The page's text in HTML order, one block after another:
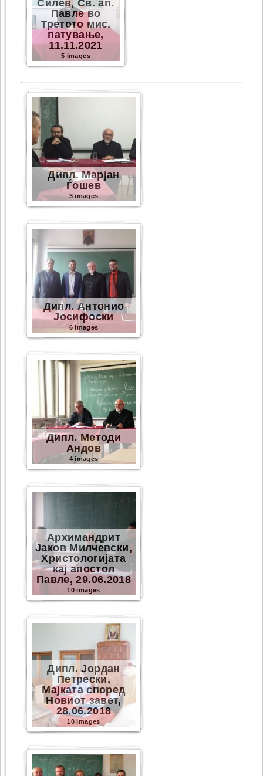
Силев, Св. ап.
Павле во
Третото мис.
патување,
11.11.2021
5 images
Дипл. Марјан
Ѓошев
3 images
Дипл. Антонио
Јосифоски
6 images
Дипл. Методи
Андов
4 images
Архимандрит
Јаков Милчевски,
Христологијата
кај апостол
Павле, 29.06.2018
10 images
Дипл. Јордан
Петрески,
Мајката според
Новиот завет,
28.06.2018
10 images